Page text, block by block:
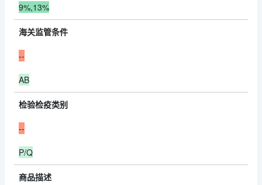
9%,13%
海关监管条件
--
AB
检验检疫类别
--
P/Q
商品描述